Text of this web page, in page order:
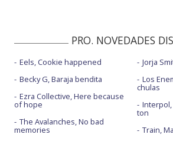
PRO. NOVEDADES
Eels, Cookie happened
Becky G, Baraja bendita
Ezra Collective, Here because
of hope
The Avalanches, No bad
memories
Jorja
Los
chulas
ton
Train,